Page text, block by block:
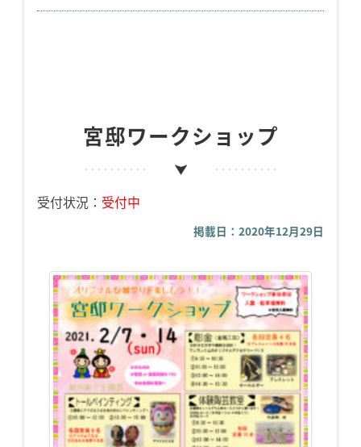
宮邸ワークショップ
受付状況： 受付中
掲載日：2020年12月29日